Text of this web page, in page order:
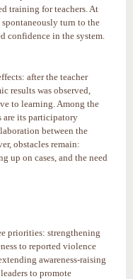
training for teachers. At
turn to the
confidence in the system.
after the teacher
results was observed,
to learning. Among the
are its participatory
between the
obstacles remain:
up on cases, and the need
priorities: strengthening
to reported violence
awareness-raising
to promote